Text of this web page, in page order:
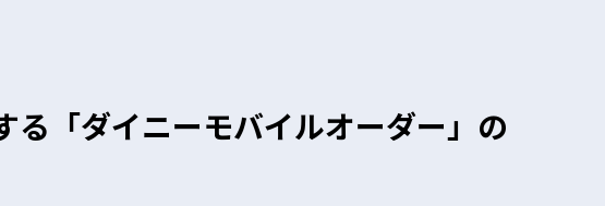
る「ダイニーモバイルオーダー」の